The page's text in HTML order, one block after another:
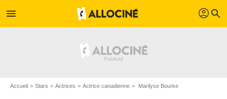
menu profil search
Accueil Stars Actrices Actrice canadienne Marilyse Bourke